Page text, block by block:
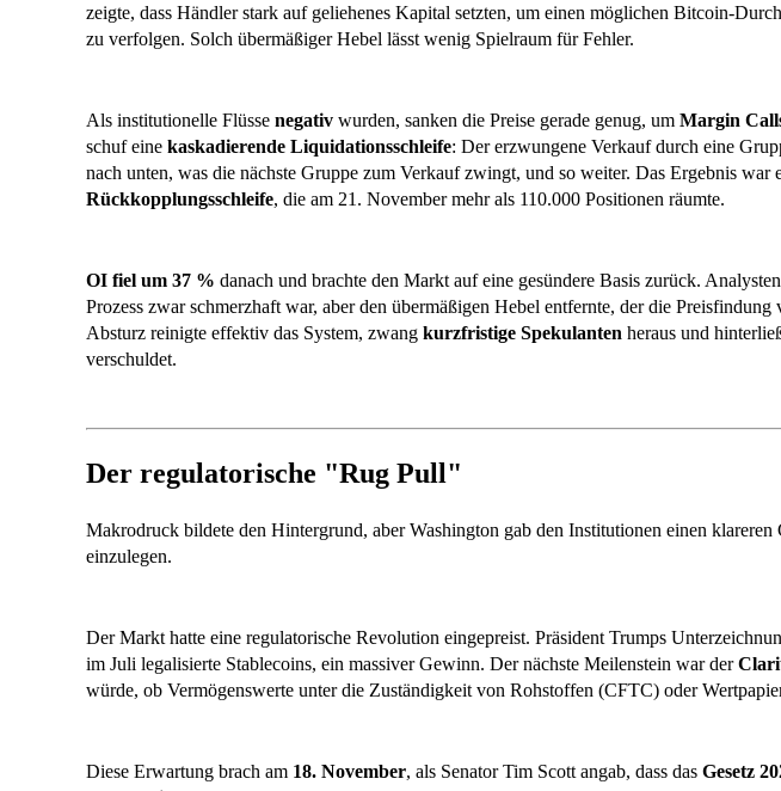
zeigte, dass Händler stark auf geliehenes Kapital setzten, um einen möglichen Bitcoin-
zu verfolgen. Solch übermäßiger Hebel lässt wenig Spielraum für Fehler.
Als institutionelle Flüsse negativ wurden, sanken die Preise gerade genug, um Margin
schuf eine kaskadierende Liquidationsschleife: Der erzwungene Verkauf durch eine
nach unten, was die nächste Gruppe zum Verkauf zwingt, und so weiter. Das Ergebnis war
Rückkopplungsschleife, die am 21. November mehr als 110.000 Positionen räumte.
OI fiel um 37 % danach und brachte den Markt auf eine gesündere Basis zurück.
Prozess zwar schmerzhaft war, aber den übermäßigen Hebel entfernte, der die Preisfindung
Absturz reinigte effektiv das System, zwang kurzfristige Spekulanten heraus und
verschuldet.
Der regulatorische "Rug Pull"
Makrodruck bildete den Hintergrund, aber Washington gab den Institutionen einen klareren
einzulegen.
Der Markt hatte eine regulatorische Revolution eingepreist. Präsident Trumps
im Juli legalisierte Stablecoins, ein massiver Gewinn. Der nächste Meilenstein war der
würde, ob Vermögenswerte unter die Zuständigkeit von Rohstoffen (CFTC) oder
Diese Erwartung brach am 18. November, als Senator Tim Scott angab, dass das Gesetz